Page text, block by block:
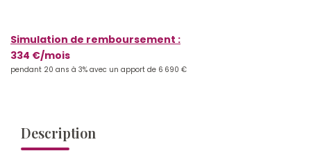
Nos Partenaires
Simulation de remboursement :
334 €/mois
pendant 20 ans à 3% avec un apport de 6 690 €
Description